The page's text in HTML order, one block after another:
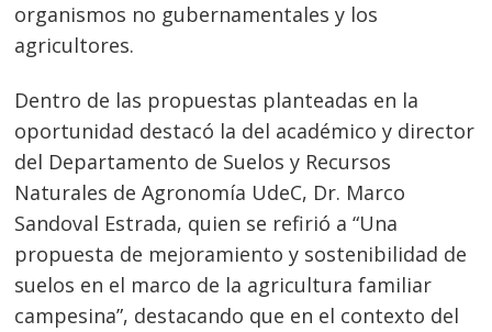
organismos no gubernamentales y los
agricultores.
Dentro de las propuestas planteadas en la
oportunidad destacó la del académico y director
del Departamento de Suelos y Recursos
Naturales de Agronomía UdeC, Dr. Marco
Sandoval Estrada, quien se refirió a “Una
propuesta de mejoramiento y sostenibilidad de
suelos en el marco de la agricultura familiar
campesina”, destacando que en el contexto del